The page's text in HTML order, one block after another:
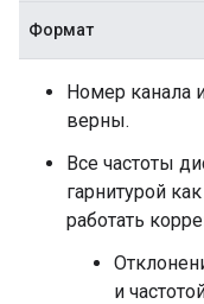
Формат
Номер канала
верны.
Все частоты
гарнитурой
работать
и